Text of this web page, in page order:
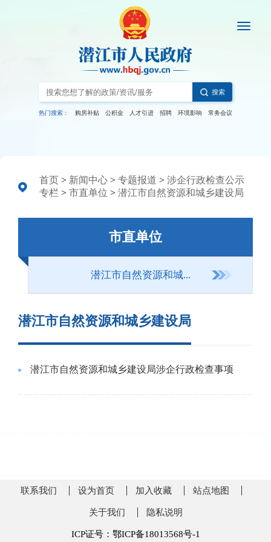
搜索
热门搜索： 购房补贴 公积金 人才引进 招聘 环境影响 常务会议
首页 > 新闻中心 > 专题报道 > 涉企行政检查公示
专栏 > 市直单位 > 潜江市自然资源和城乡建设局
市直单位
潜江市自然资源和城...
潜江市自然资源和城乡建设局
潜江市自然资源和城乡建设局涉企行政检查事项
联系我们 设为首页 加入收藏 站点地图
关于我们 隐私说明
ICP证号：鄂ICP备18013568号-1